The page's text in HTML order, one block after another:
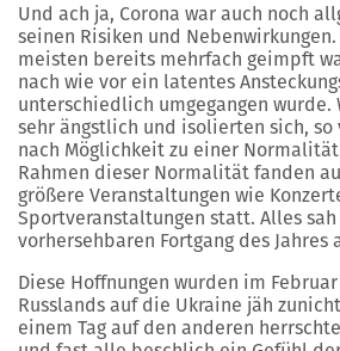
Und ach ja, Corona war auch noch
seinen Risiken und
meisten bereits mehrfach geimpft
nach wie vor ein latentes
unterschiedlich umgegangen wurde.
sehr ängstlich und isolierten sich, so
nach Möglichkeit zu einer
Rahmen dieser Normalität fanden
größere Veranstaltungen wie
Sportveranstaltungen statt. Alles
vorhersehbaren Fortgang des Jahres
Diese Hoffnungen wurden im
Russlands auf die Ukraine jäh
einem Tag auf den anderen